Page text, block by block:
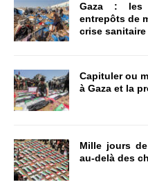
Gaza : les
entrepôts de
crise
Capituler ou
à Gaza et la
Mille jours
au-delà des